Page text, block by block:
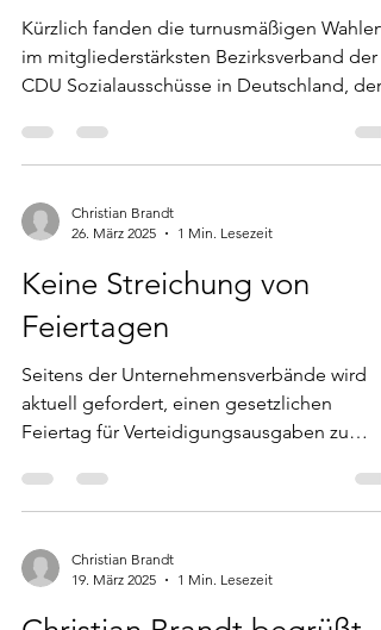
Kürzlich fanden die turnusmäßigen Wahlen
im mitgliederstärksten Bezirksverband der
CDU Sozialausschüsse in Deutschland, der
Christian Brandt
26. März 2025
1 Min. Lesezeit
Keine Streichung von
Feiertagen
Seitens der Unternehmensverbände wird
aktuell gefordert, einen gesetzlichen
Feiertag für Verteidigungsausgaben zu
Christian Brandt
19. März 2025
1 Min. Lesezeit